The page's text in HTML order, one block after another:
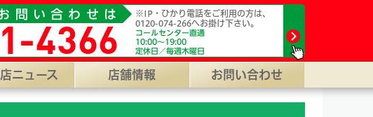
見積り0円、代車0円【業界最安値】の店舗数全国NO.1車検専門店
問い合わせは
4366
※IP・ひかり電話をご利用の方は、
0120-074-266へお掛け下さい。
コールセンター直通
10:00～19:00
定休日／毎週木曜日
ニュース 店舗情報 お問い合わせ